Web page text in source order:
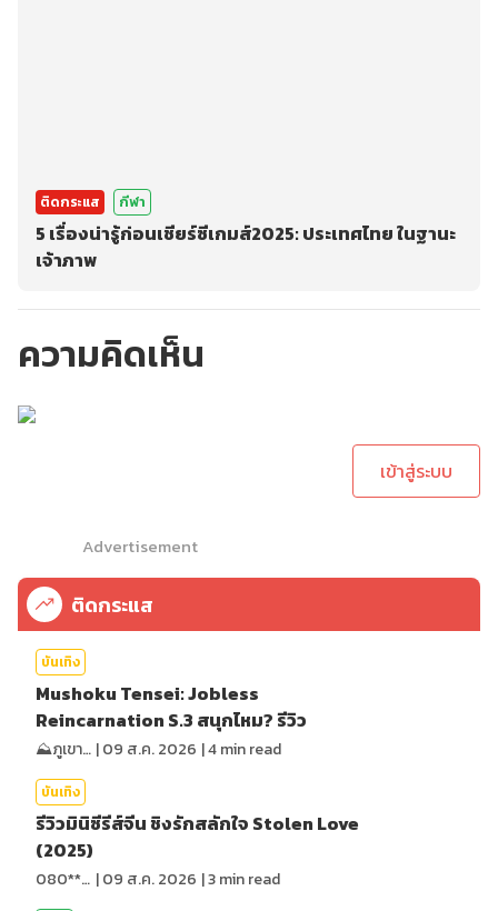
ติดกระแส กีฬา
5 เรื่องน่ารู้ก่อนเชียร์ซีเกมส์2025: ประเทศไทย ในฐานะ
เจ้าภาพ
ความคิดเห็น
เข้าสู่ระบบ
Advertisement
ติดกระแส
บันเทิง
Mushoku Tensei: Jobless
Reincarnation S.3 สนุกไหม? รีวิว
⛰️ภูเขาเล่าไปเรื่อย⛰️ |09 ส.ค. 2026 |4min read
บันเทิง
รีวิวมินิซีรีส์จีน ชิงรักสลักใจ Stolen Love
(2025)
080******* |09 ส.ค. 2026 |3min read